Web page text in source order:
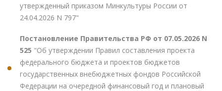
утвержденный приказом Минкультуры России от
24.04.2026 N 797"
Постановление Правительства РФ от 07.05.2026 N
525 "Об утверждении Правил составления проекта
федерального бюджета и проектов бюджетов
государственных внебюджетных фондов Российской
Федерации на очередной финансовый год и плановый